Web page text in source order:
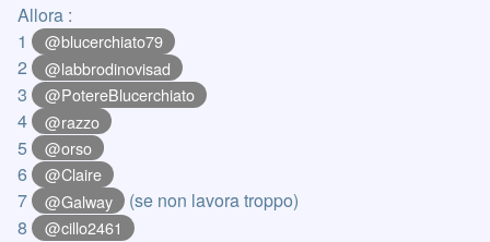
Allora :
1
@blucerchiato79
2 @labbrodinovisad
3 @PotereBlucerchiato
4 @razzo
5 @orso
6 @Claire
7 @Galway
(se non lavora troppo)
8
@cillo2461